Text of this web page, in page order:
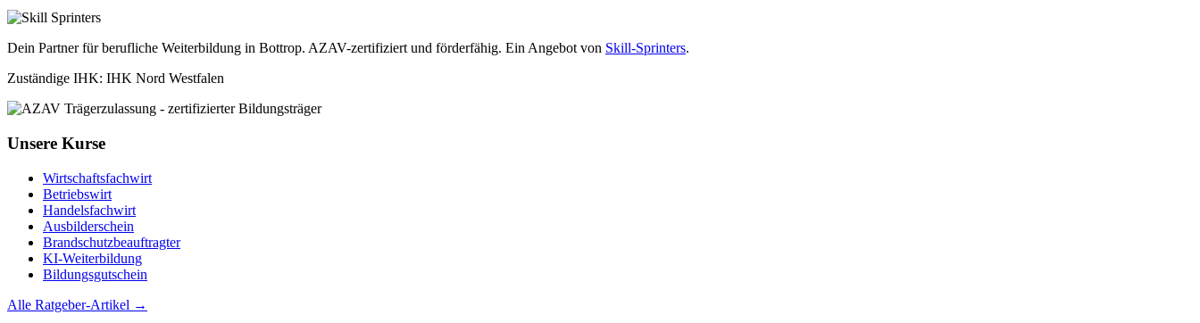
Dein Partner für berufliche Weiterbildung in Bottrop. AZAV-zertifiziert und förderfähig. Ein Angebot von Skill-Sprinters.
Zuständige IHK: IHK Nord Westfalen
Unsere Kurse
Wirtschaftsfachwirt
Betriebswirt
Handelsfachwirt
Ausbilderschein
Brandschutzbeauftragter
KI-Weiterbildung
Bildungsgutschein
Alle Ratgeber-Artikel →